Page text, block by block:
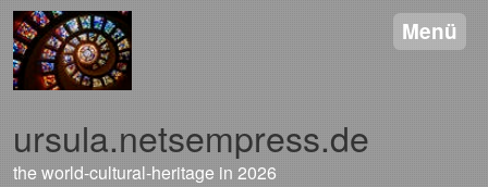
Menü
ursula.netsempress.de
the world-cultural-heritage in 2026